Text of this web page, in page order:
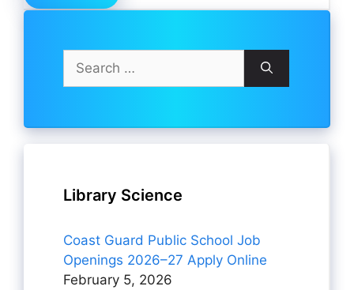
Search
for:
Library Science
Coast Guard Public School Job
Openings 2026–27 Apply Online
February 5, 2026